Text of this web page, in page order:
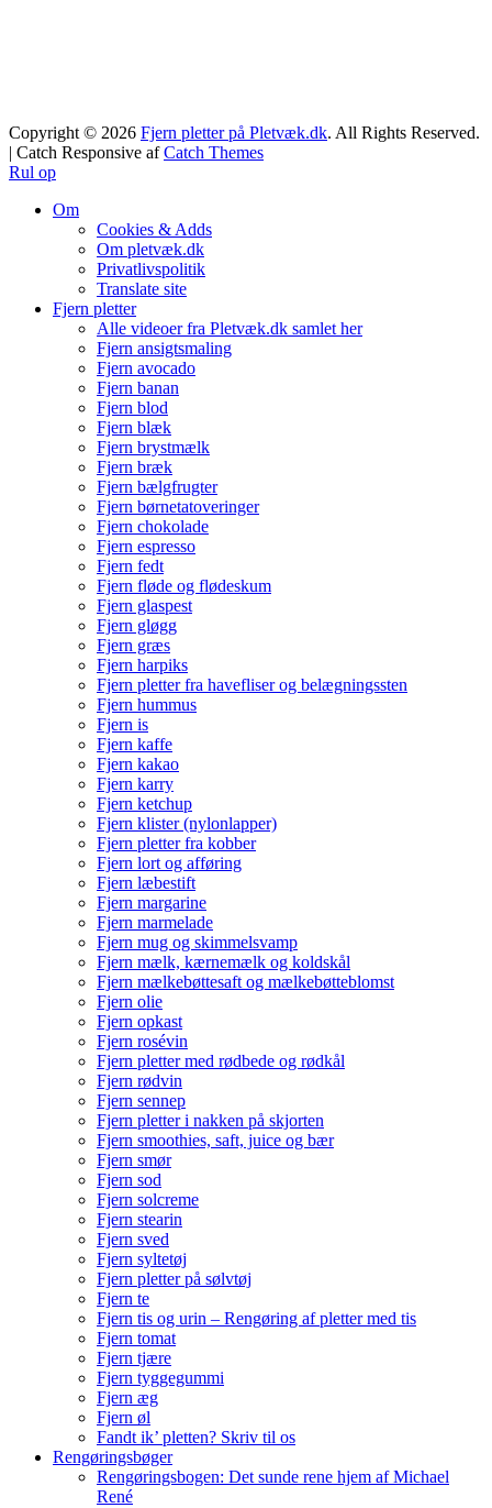
Copyright © 2026 Fjern pletter på Pletvæk.dk. All Rights Reserved.
| Catch Responsive afCatch Themes
Rul op
Om
Cookies & Adds
Om pletvæk.dk
Privatlivspolitik
Translate site
Fjern pletter
Alle videoer fra Pletvæk.dk samlet her
Fjern ansigtsmaling
Fjern avocado
Fjern banan
Fjern blod
Fjern blæk
Fjern brystmælk
Fjern bræk
Fjern bælgfrugter
Fjern børnetatoveringer
Fjern chokolade
Fjern espresso
Fjern fedt
Fjern fløde og flødeskum
Fjern glaspest
Fjern gløgg
Fjern græs
Fjern harpiks
Fjern pletter fra havefliser og belægningssten
Fjern hummus
Fjern is
Fjern kaffe
Fjern kakao
Fjern karry
Fjern ketchup
Fjern klister (nylonlapper)
Fjern pletter fra kobber
Fjern lort og afføring
Fjern læbestift
Fjern margarine
Fjern marmelade
Fjern mug og skimmelsvamp
Fjern mælk, kærnemælk og koldskål
Fjern mælkebøttesaft og mælkebøtteblomst
Fjern olie
Fjern opkast
Fjern rosévin
Fjern pletter med rødbede og rødkål
Fjern rødvin
Fjern sennep
Fjern pletter i nakken på skjorten
Fjern smoothies, saft, juice og bær
Fjern smør
Fjern sod
Fjern solcreme
Fjern stearin
Fjern sved
Fjern syltetøj
Fjern pletter på sølvtøj
Fjern te
Fjern tis og urin – Rengøring af pletter med tis
Fjern tomat
Fjern tjære
Fjern tyggegummi
Fjern æg
Fjern øl
Fandt ik’ pletten? Skriv til os
Rengøringsbøger
Rengøringsbogen: Det sunde rene hjem af Michael
René